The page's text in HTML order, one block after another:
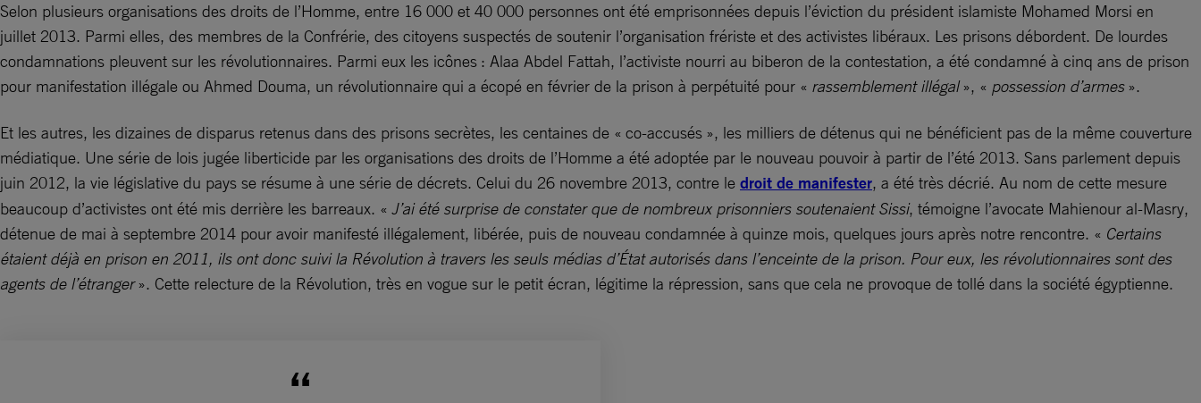
Selon plusieurs organisations des droits de l’Homme, entre 16 000 et 40 000 personnes ont été emprisonnées depuis l’éviction du président islamiste Mohamed Morsi en
juillet 2013. Parmi elles, des membres de la Confrérie, des citoyens suspectés de soutenir l’organisation frériste et des activistes libéraux. Les prisons débordent. De lourdes
condamnations pleuvent sur les révolutionnaires. Parmi eux les icônes : Alaa Abdel Fattah, l’activiste nourri au biberon de la contestation, a été condamné à cinq ans de prison
pour manifestation illégale ou Ahmed Douma, un révolutionnaire qui a écopé en février de la prison à perpétuité pour « rassemblement illégal», « possession d’armes».
Et les autres, les dizaines de disparus retenus dans des prisons secrètes, les centaines de « co-accusés », les milliers de détenus qui ne bénéficient pas de la même couverture
médiatique. Une série de lois jugée liberticide par les organisations des droits de l’Homme a été adoptée par le nouveau pouvoir à partir de l’été 2013. Sans parlement depuis
juin 2012, la vie législative du pays se résume à une série de décrets. Celui du 26 novembre 2013, contre le droit de manifester, a été très décrié. Au nom de cette mesure
beaucoup d’activistes ont été mis derrière les barreaux. « J’ai été surprise de constater que de nombreux prisonniers soutenaient Sissi, témoigne l’avocate Mahienour al-Masry,
détenue de mai à septembre 2014 pour avoir manifesté illégalement, libérée, puis de nouveau condamnée à quinze mois, quelques jours après notre rencontre. « Certains
étaient déjà en prison en 2011, ils ont donc suivi la Révolution à travers les seuls médias d’État autorisés dans l’enceinte de la prison. Pour eux, les révolutionnaires sont des
agents de l’étranger». Cette relecture de la Révolution, très en vogue sur le petit écran, légitime la répression, sans que cela ne provoque de tollé dans la société égyptienne.